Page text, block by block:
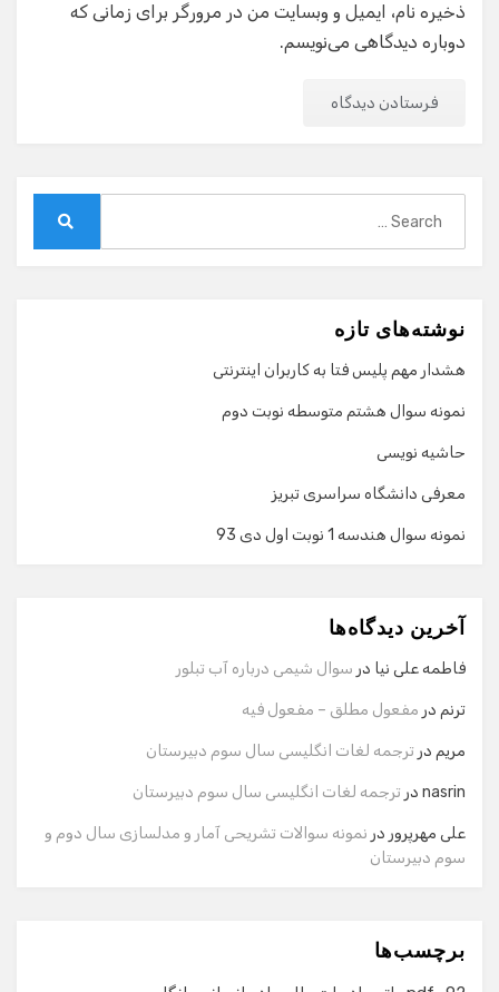
ذخیره نام، ایمیل و وبسایت من در مرورگر برای زمانی که
دوباره دیدگاهی می‌نویسم.
نوشته‌های تازه
هشدار مهم پلیس فتا به کاربران اینترنتی
نمونه سوال هشتم متوسطه نوبت دوم
حاشیه نویسی
معرفی دانشگاه سراسری تبریز
نمونه سوال هندسه 1 نوبت اول دی 93
آخرین دیدگاه‌ها
فاطمه علی نیا در سوال شیمی درباره آب تبلور
ترنم در مفعول مطلق – مفعول فیه
مریم در ترجمه لغات انگلیسی سال سوم دبیرستان
nasrin در ترجمه لغات انگلیسی سال سوم دبیرستان
علی مهرپرور در نمونه سوالات تشریحی آمار و مدلسازی سال دوم و
سوم دبیرستان
برچسب‌ها
گفت‌وگو با دستیار هوشمند
سلام! برای شروع گفت‌وگو لطفاً شماره تماس یا ایمیل خود را
وارد کنید.
ایمیل